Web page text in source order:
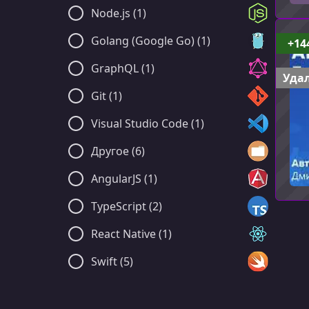
Node.js (1)
Golang (Google Go) (1)
GraphQL (1)
Git (1)
Visual Studio Code (1)
Другое (6)
AngularJS (1)
TypeScript (2)
React Native (1)
Swift (5)